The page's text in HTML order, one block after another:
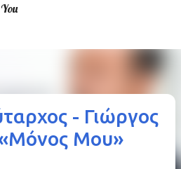
- Γιώργος
Μου»